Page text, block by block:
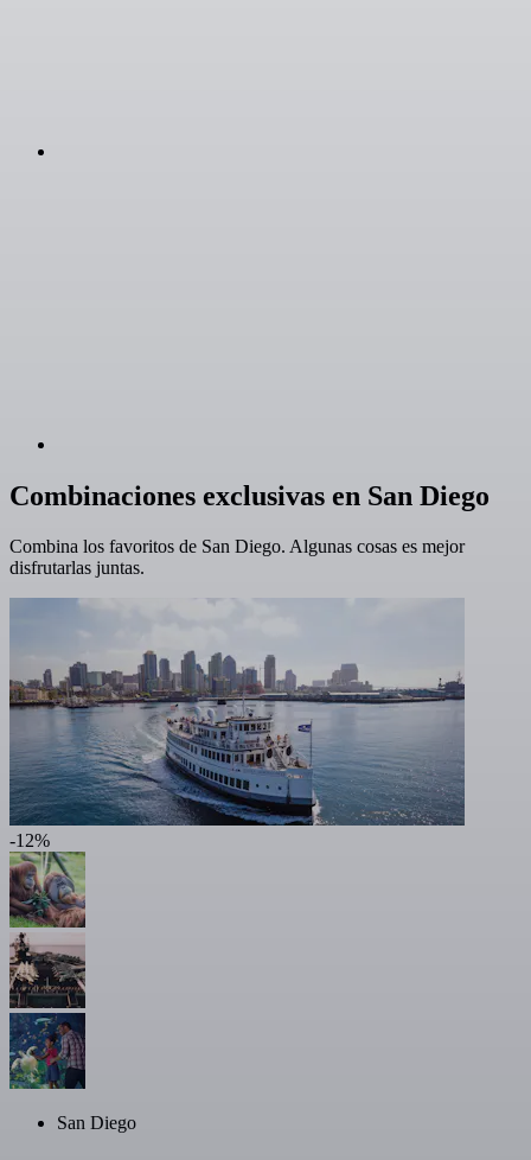
Combinaciones exclusivas en San Diego
Combina los favoritos de San Diego. Algunas cosas es mejor
disfrutarlas juntas.
-12%
San Diego